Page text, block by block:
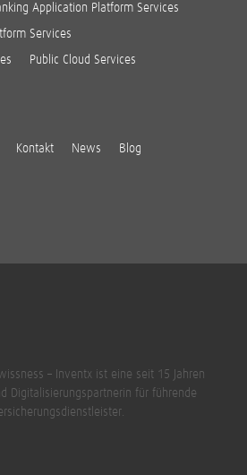
Application Platform Services
Services
Public Cloud Services
Kontakt News Blog
– Inventx ist eine seit 15 Jahren
Digitalisierungspartnerin für führende